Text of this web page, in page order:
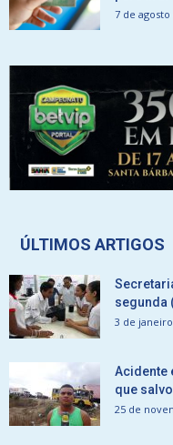
7 de agosto
ÚLTIMOS ARTIGOS
segunda
3 de
Acidente
que
25 de